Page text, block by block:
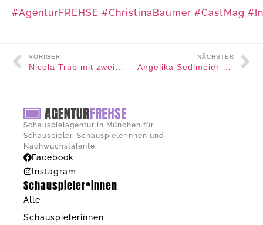
#AgenturFREHSE #ChristinaBaumer #CastMag
VORIGER
Nicola Trub mit zwei Stücken auf der Bühne der Kammerspiele Landshut
NÄCHSTER
Angelika Sedlmeier als Kneipenwirtin Claudia in „Frühling“
Schauspielagentur in München für
Schauspieler, Schauspielerinnen und
Nachwuchstalente.
Facebook
Instagram
Schauspieler*innen
Alle
Schauspielerinnen